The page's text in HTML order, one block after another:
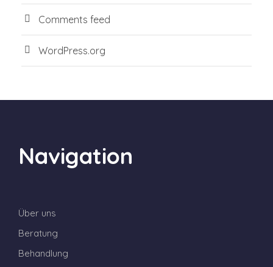
Comments feed
WordPress.org
Navigation
Über uns
Beratung
Behandlung